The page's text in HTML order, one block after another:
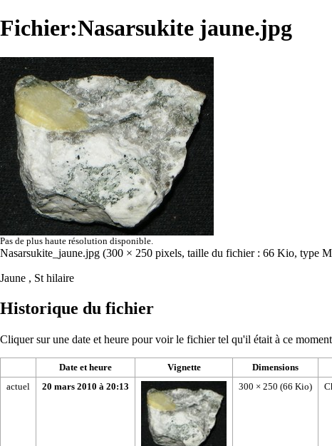
Fichier:Nasarsukite jaune.jpg
Pas de plus haute résolution disponible.
Nasarsukite_jaune.jpg (300 × 250 pixels, taille du fichier : 66 Kio, type
Jaune , St hilaire
Historique du fichier
Cliquer sur une date et heure pour voir le fichier tel qu'il était à ce
Date et heure Vignette Dimensions
actuel
20 mars 2010 à 20:13 300 × 250 (66 Kio)